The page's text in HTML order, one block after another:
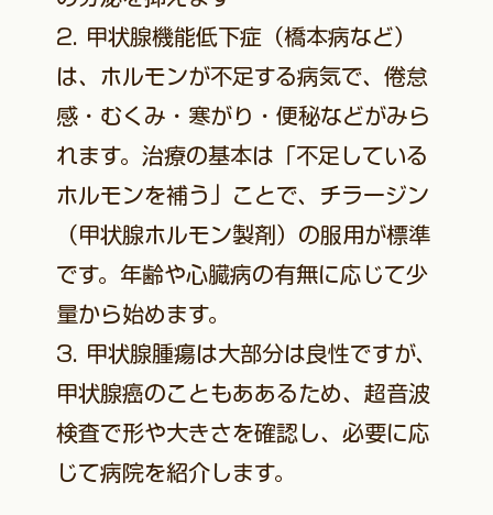
2. 甲状腺機能低下症（橋本病など）
は、ホルモンが不足する病気で、倦怠
感・むくみ・寒がり・便秘などがみら
れます。治療の基本は「不足している
ホルモンを補う」ことで、チラージン
（甲状腺ホルモン製剤）の服用が標準
です。年齢や心臓病の有無に応じて少
量から始めます。
3. 甲状腺腫瘍は大部分は良性ですが、
甲状腺癌のこともああるため、超音波
検査で形や大きさを確認し、必要に応
じて病院を紹介します。